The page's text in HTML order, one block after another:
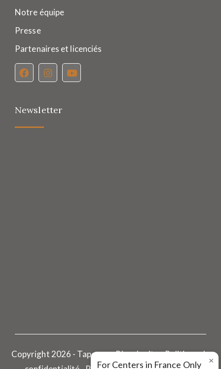
×
For Centers in France Only
Notre équipe
Presse
Partenaires et licenciés
Newsletter
Copyright 2026 - Tapovan - Plan du site - Politique de